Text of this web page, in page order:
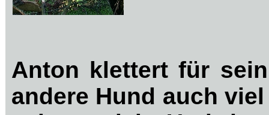
Anton klettert für
andere Hund auch